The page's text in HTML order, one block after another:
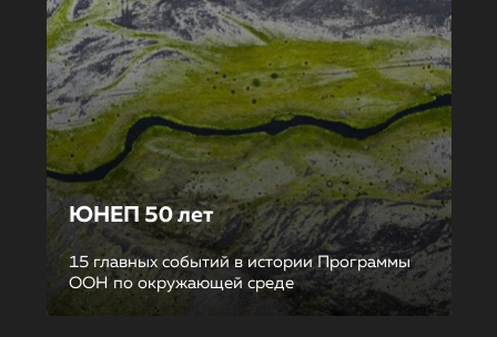
ЮНЕП 50 лет
15 главных событий в истории Программы
ООН по окружающей среде